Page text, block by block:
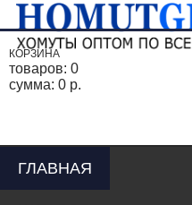
КОРЗИНА
товаров: 0
сумма: 0 р.
ГЛАВНАЯ